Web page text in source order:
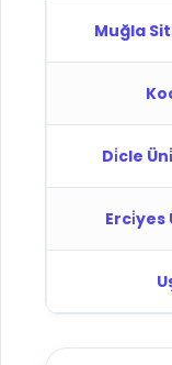
Muğla
Di̇cle